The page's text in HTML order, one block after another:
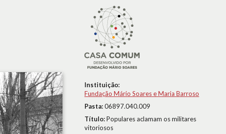
Instituição:
Fundação Mário Soares e Maria Barroso
Pasta:06897.040.009
Título:Populares aclamam os militares
vitoriosos